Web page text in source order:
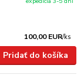
100,00 EUR/ks
Pridať do košíka